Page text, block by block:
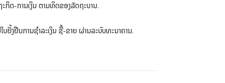
ກິດ-ການເງິນ ຕາມທິດຂອງລັດຖະບານ.
ງຢືນການຊໍາລະເງິນ ຊື້-ຂາຍ ຜ່ານລະບົບທະນາຄານ.